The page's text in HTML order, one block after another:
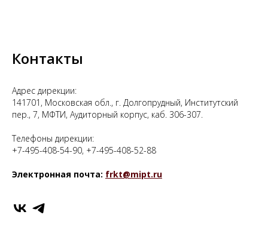
Контакты
Адрес дирекции:
141701, Московская обл., г. Долгопрудный, Институтский
пер., 7, МФТИ, Аудиторный корпус, каб. 306-307.
Телефоны дирекции:
+7-495-408-54-90, +7-495-408-52-88
Электронная почта: frkt@mipt.ru